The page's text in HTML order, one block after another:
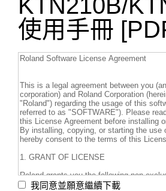
KTN210B/
使用手冊
我同意並願意繼續下載